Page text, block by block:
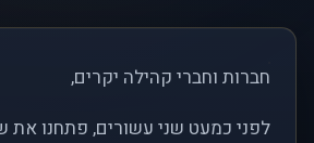
חברות וחברי קהילה יקרים,